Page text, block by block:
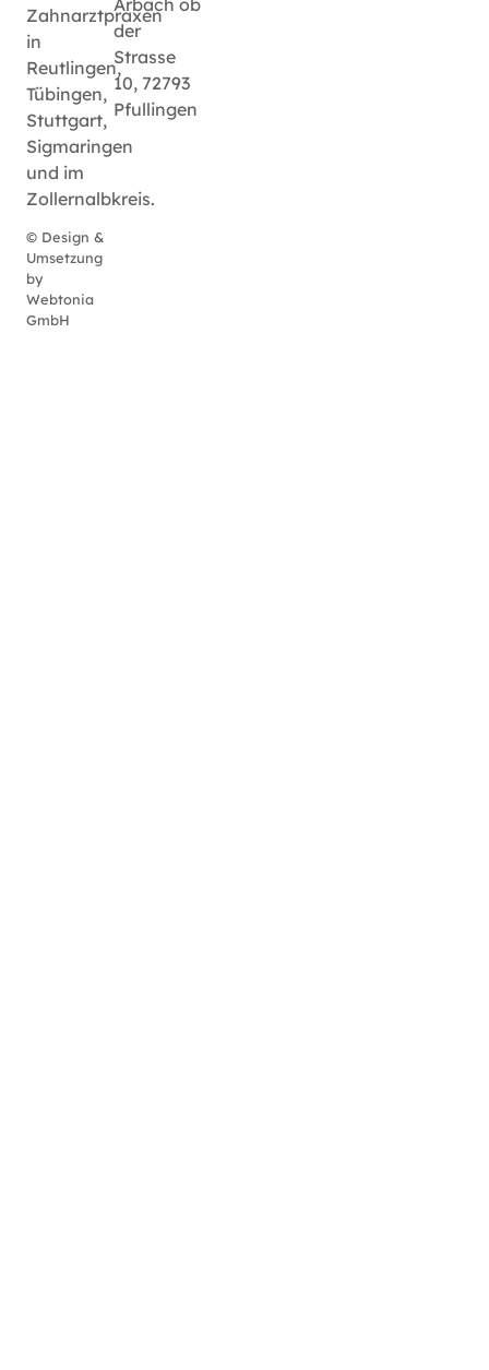
Zahnarztpraxen
in
Reutlingen,
Tübingen,
Stuttgart,
Sigmaringen
und im
Zollernalbkreis.
© Design &
Umsetzung
by
Webtonia
GmbH
Arbach ob
der
Strasse
10, 72793
Pfullingen